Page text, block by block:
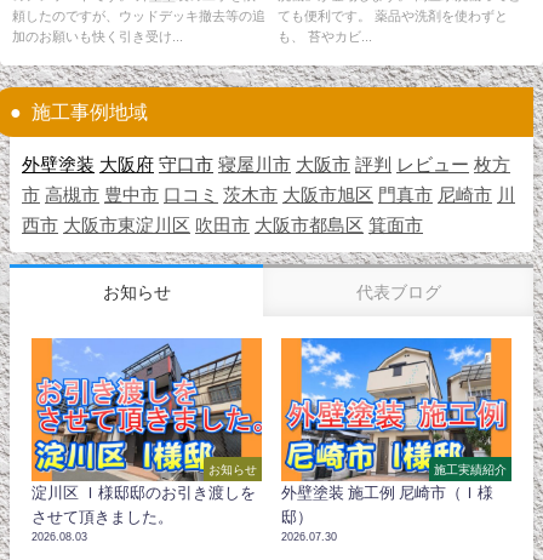
頼したのですが、ウッドデッキ撤去等の追
加のお願いも快く引き受け...
ても便利です。 薬品や洗剤を使わずと
も、 苔やカビ...
施工事例地域
外壁塗装 大阪府 守口市 寝屋川市 大阪市 評判 レビュー 枚方
市 高槻市 豊中市 口コミ 茨木市 大阪市旭区 門真市 尼崎市 川
西市 大阪市東淀川区 吹田市 大阪市都島区 箕面市
お知らせ 代表ブログ
お知らせ
淀川区 Ｉ様邸邸のお引き渡しを
させて頂きました。
2026.08.03
施工実績紹介
外壁塗装 施工例 尼崎市（Ｉ様
邸）
2026.07.30